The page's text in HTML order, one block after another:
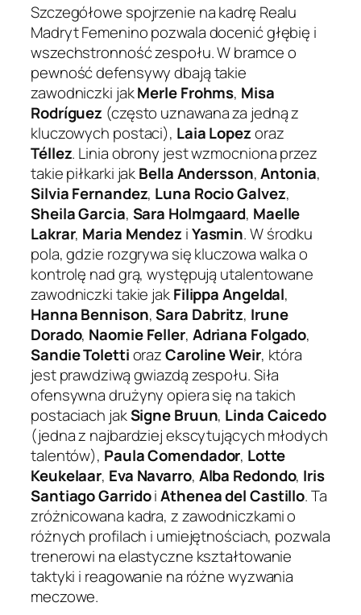
Szczegółowe spojrzenie na kadrę Realu
Madryt Femenino pozwala docenić głębię i
wszechstronność zespołu. W bramce o
pewność defensywy dbają takie
zawodniczki jakMerle Frohms, Misa
Rodríguez (często uznawana za jedną z
kluczowych postaci), Laia Lopezoraz
Téllez. Linia obrony jest wzmocniona przez
takie piłkarki jakBella Andersson,Antonia,
Silvia Fernandez, Luna Rocio Galvez,
Sheila Garcia, Sara Holmgaard, Maelle
Lakrar, Maria Mendez iYasmin. W środku
pola, gdzie rozgrywa się kluczowa walka o
kontrolę nad grą, występują utalentowane
zawodniczki takie jakFilippa Angeldal,
Hanna Bennison,Sara Dabritz, Irune
Dorado, Naomie Feller, Adriana Folgado,
Sandie TolettiorazCaroline Weir, która
jest prawdziwą gwiazdą zespołu. Siła
ofensywna drużyny opiera się na takich
postaciach jakSigne Bruun, Linda Caicedo
(jedna z najbardziej ekscytujących młodych
talentów), Paula Comendador, Lotte
Keukelaar, Eva Navarro, Alba Redondo, Iris
Santiago GarridoiAthenea del Castillo. Ta
zróżnicowana kadra, z zawodniczkami o
różnych profilach i umiejętnościach, pozwala
trenerowi na elastyczne kształtowanie
taktyki i reagowanie na różne wyzwania
meczowe.